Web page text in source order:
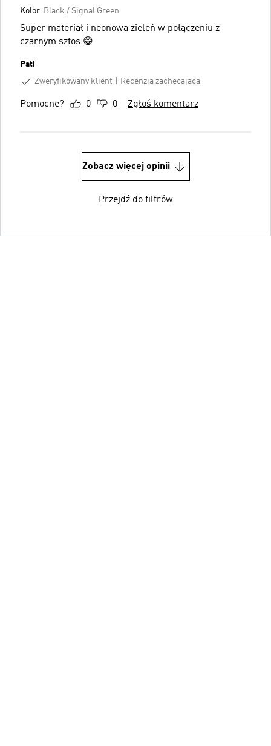
Kolor: Black / Signal Green
Super materiał i neonowa zieleń w połączeniu z
czarnym sztos 😁
Pati
Zweryfikowany klient
Recenzja zachęcająca
Pomocne? 0 0 Zgłoś komentarz
Zobacz więcej opinii
Przejdź do filtrów